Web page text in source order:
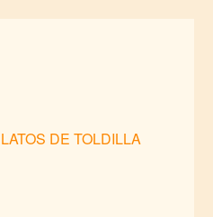
DE TOLDILLA